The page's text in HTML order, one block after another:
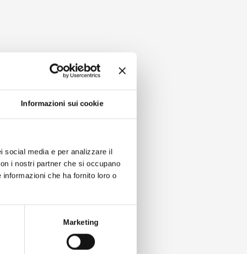
Informazioni sui cookie
social media e per analizzare il
i nostri partner che si occupano
che ha fornito loro o
Marketing